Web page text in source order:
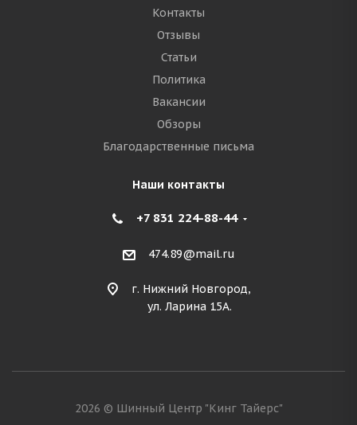
Контакты
Отзывы
Статьи
Политика
Вакансии
Обзоры
Благодарственные письма
Наши контакты
+7 831 224-88-44
474.89@mail.ru
г. Нижний Новгород,
ул. Ларина 15А.
2026 © Шинный Центр "Кинг Тайерс"